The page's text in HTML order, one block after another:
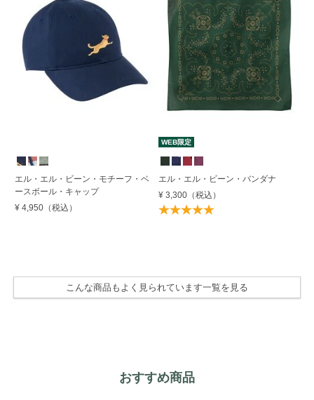
エル・エル・ビーン・モチーフ・ベ
ースボール・キャップ
¥ 4,950（税込）
WEB限定
エル・エル・ビーン・バンダナ
¥ 3,300 （税込）
こんな商品もよく見られています一覧を見る
おすすめ商品